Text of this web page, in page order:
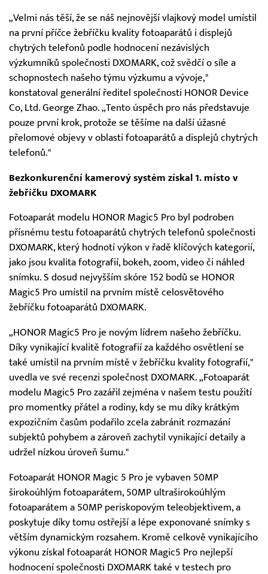
„Velmi nás těší, že se náš nejnovější vlajkový model umístil
na první příčce žebříčku kvality fotoaparátů i displejů
chytrých telefonů podle hodnocení nezávislých
výzkumníků společnosti DXOMARK, což svědčí o síle a
schopnostech našeho týmu výzkumu a vývoje,"
konstatoval generální ředitel společnosti HONOR Device
Co, Ltd. George Zhao. „Tento úspěch pro nás představuje
pouze první krok, protože se těšíme na další úžasné
přelomové objevy v oblasti fotoaparátů a displejů chytrých
telefonů."
Bezkonkurenční kamerový systém získal 1. místo v
žebříčku DXOMARK
Fotoaparát modelu HONOR Magic5 Pro byl podroben
přísnému testu fotoaparátů chytrých telefonů společnosti
DXOMARK, který hodnotí výkon v řadě klíčových kategorií,
jako jsou kvalita fotografií, bokeh, zoom, video či náhled
snímku. S dosud nejvyšším skóre 152 bodů se HONOR
Magic5 Pro umístil na prvním místě celosvětového
žebříčku fotoaparátů DXOMARK.
„HONOR Magic5 Pro je novým lídrem našeho žebříčku.
Díky vynikající kvalitě fotografií za každého osvětlení se
také umístil na prvním místě v žebříčku kvality fotografií,"
uvedla ve své recenzi společnost DXOMARK. „Fotoaparát
modelu Magic5 Pro zazářil zejména v našem testu použití
pro momentky přátel a rodiny, kdy se mu díky krátkým
expozičním časům podařilo zcela zabránit rozmazání
subjektů pohybem a zároveň zachytil vynikající detaily a
udržel nízkou úroveň šumu."
Fotoaparát HONOR Magic 5 Pro je vybaven 50MP
širokoúhlým fotoaparátem, 50MP ultraširokoúhlým
fotoaparátem a 50MP periskopovým teleobjektivem, a
poskytuje díky tomu ostřejší a lépe exponované snímky s
větším dynamickým rozsahem. Kromě celkově vynikajícího
výkonu získal fotoaparát HONOR Magic5 Pro nejlepší
hodnocení společnosti DXOMARK také v testech pro